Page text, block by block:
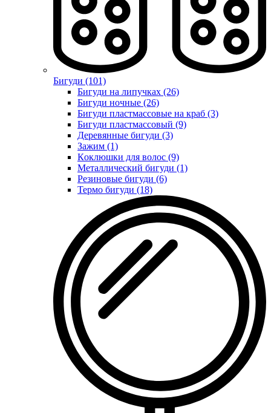
Бигуди (101)
Бигуди на липучках (26)
Бигуди ночные (26)
Бигуди пластмассовые на краб (3)
Бигуди пластмассовый (9)
Деревянные бигуди (3)
Зажим (1)
Коклюшки для волос (9)
Металлический бигуди (1)
Резиновые бигуди (6)
Термо бигуди (18)